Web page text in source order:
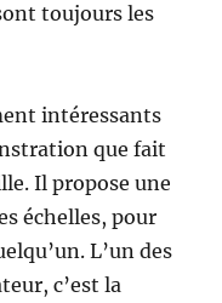
toujours les
intéressants
que fait
Il propose une
échelles, pour
L’un des
c’est la